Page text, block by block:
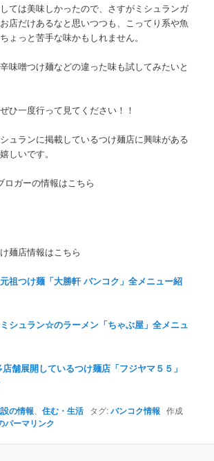
ては美味しかったので、さすがミシュランガ
店だけあるなと思いつつも、こってり系や魚
ょっと苦手な味かもしれません。
味噌つけ麺などの違った味も試してみたいと
ひ一度行って見てください！！
ュランに掲載しているつけ麺店に興味がある
しいです。
ガーの情報はこちら
麺店情報はこちら
祖つけ麺「大勝軒 バンコク」全メニュー紹
シュラン☆のラーメン「ちゃぶ屋」全メニュ
舗展開しているつけ麺店「フジヤマ５５」
の情報 、住む・生活 タグ:バンコク情報 作成
パーマリンク